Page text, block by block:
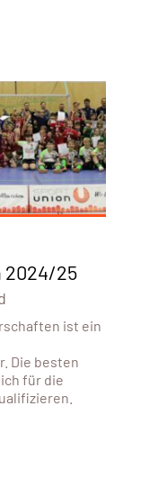
2024/25
ist ein
Die besten
für die